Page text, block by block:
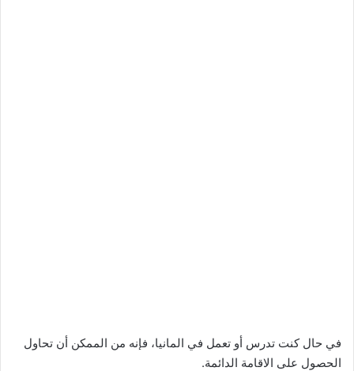
في حال كنت تدرس أو تعمل في المانيا، فإنه من الممكن أن تحاول
الحصول على الاقامة الدائمة.